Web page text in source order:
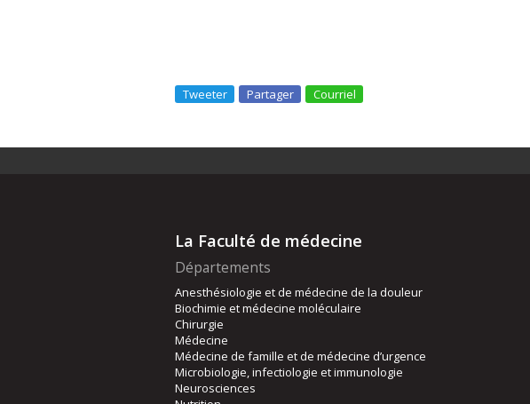
Tweeter Partager Courriel
La Faculté de médecine
Départements
Anesthésiologie et de médecine de la douleur
Biochimie et médecine moléculaire
Chirurgie
Médecine
Médecine de famille et de médecine d’urgence
Microbiologie, infectiologie et immunologie
Neurosciences